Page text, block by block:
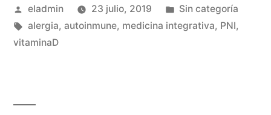
Vitamina
Publicado
por
eladmin 23 julio, 2019
Publicado
en
Sin categoría
Etiquetas:
alergia, autoinmune, medicina integrativa, PNI,
vitaminaD